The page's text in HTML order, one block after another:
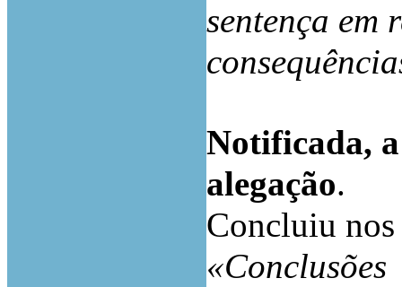
sentença em
Notificada,
alegação.
Concluiu nos
«Conclusões